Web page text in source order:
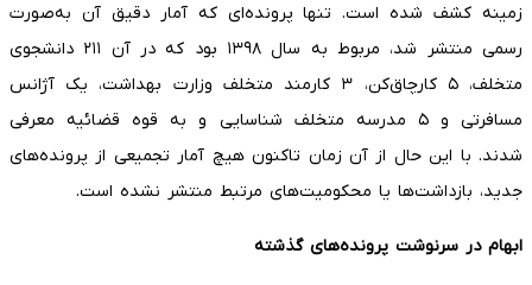
زمینه کشف شده است. تنها پرونده‌ای که آمار دقیق آن به‌صورت
رسمی منتشر شد، مربوط به سال ۱۳۹۸ بود که در آن ۲۱۱ دانشجوی
متخلف، ۵ کارچاق‌کن، ۳ کارمند متخلف وزارت بهداشت، یک آژانس
مسافرتی و ۵ مدرسه متخلف شناسایی و به قوه قضائیه معرفی
شدند. با این حال از آن زمان تاکنون هیچ آمار تجمیعی از پرونده‌های
جدید، بازداشت‌ها یا محکومیت‌های مرتبط منتشر نشده است.
ابهام در سرنوشت پرونده‌های گذشته